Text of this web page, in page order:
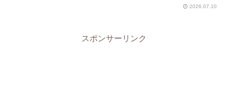
2026.07.10
スポンサーリンク